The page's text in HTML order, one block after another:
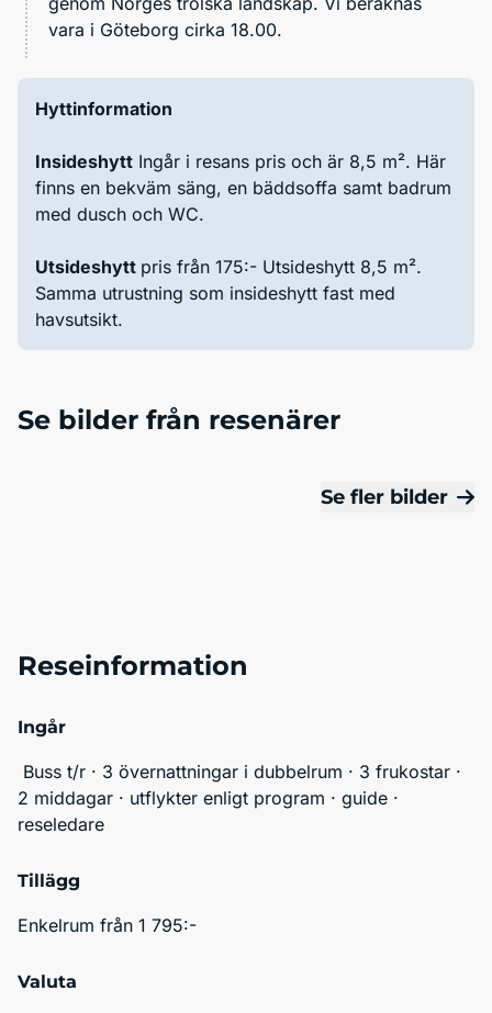
vara i Göteborg cirka 18.00.
Hyttinformation
Insideshytt Ingår i resans pris och är 8,5 m². Här
finns en bekväm säng, en bäddsoffa samt badrum
med dusch och WC.
Utsideshytt pris från 175:- Utsideshytt 8,5 m².
Samma utrustning som insideshytt fast med
havsutsikt.
Se bilder från resenärer
Se fler bilder
Reseinformation
Ingår
2 middagar · utflykter enligt program · guide ·
reseledare
Tillägg
Enkelrum från 1 795:-
Valuta